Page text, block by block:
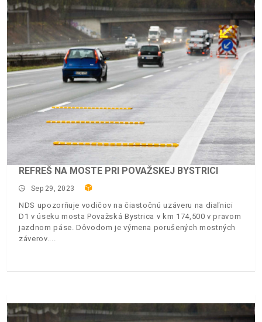
REFREŠ NA MOSTE PRI POVAŽSKEJ BYSTRICI
Sep 29, 2023
NDS upozorňuje vodičov na čiastočnú uzáveru na diaľnici
D1 v úseku mosta Považská Bystrica v km 174,500 v pravom
jazdnom páse. Dôvodom je výmena porušených mostných
záverov.